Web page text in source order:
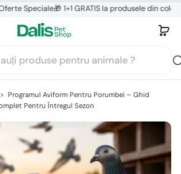
Speciale🎁 1+1 GRATIS la produsele din colecția
> Programul Aviform Pentru Porumbei – Ghid
Pentru Întregul Sezon